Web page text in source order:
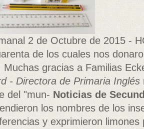
2 de Octubre de 2015 -
de los cuales nos
Muchas gracias a Familias
- Directora de Primaria Inglés
del "mun- Noticias de
los nombres de los
y exprimieron